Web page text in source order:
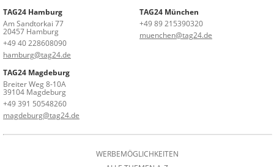
TAG24 Hamburg
Am Sandtorkai 77
20457 Hamburg
+49 40 228608090
hamburg@tag24.de
TAG24 München
+49 89 215390320
muenchen@tag24.de
TAG24 Magdeburg
Breiter Weg 8-10A
39104 Magdeburg
+49 391 50548260
magdeburg@tag24.de
WERBEMÖGLICHKEITEN